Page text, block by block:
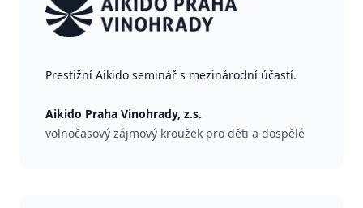
Prestižní Aikido seminář s mezinárodní účastí.
Aikido Praha Vinohrady, z.s.
volnočasový zájmový kroužek pro děti a dospělé